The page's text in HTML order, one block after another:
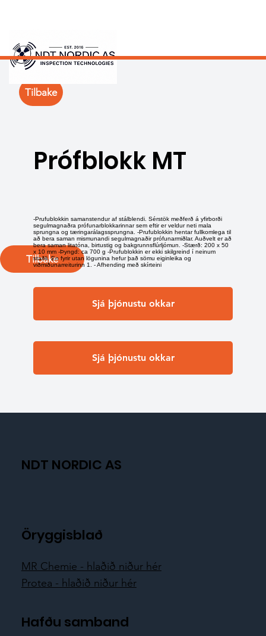
Tilbake
Prófblokk MT
-Prufublokkin samanstendur af stálblendi. Sérstök meðferð á yfirborði
segulmagnaðra prófunarblokkarinnar sem eftir er veldur neti mala
sprungna og tæringarálagssprungna. -Prufublokkin hentar fullkomlega til
að bera saman mismunandi segulmagnaðir prófunarmiðlar. Auðvelt er að
bera saman litatóna, birtustig og bakgrunnsflúrljómun. -Stærð: 200 x 50
x 10 mm -Þyngd: ca 700 g -Prufublokkin er ekki skilgreind í neinum
staðli. En fyrir utan lögunina hefur það sömu eiginleika og
viðmiðunarreiturinn 1. - Afhending með skírteini
Sjá þjónustu okkar
Sjá þjónustu okkar
Tilbake
NDT NORDIC AS
Öryggisblað
MR Chemie - hlaðið niður hér
Protea - hlaðið niður hér
Hafðu samband